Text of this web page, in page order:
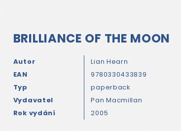
BRILLIANCE OF THE MOON
Autor
Lian Hearn
EAN
9780330433839
Typ
paperback
Vydavatel
Pan Macmillan
Rok vydání
2005